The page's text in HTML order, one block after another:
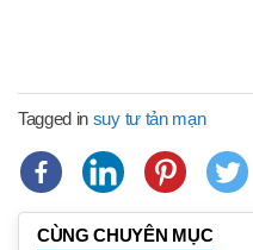
Tagged in suy tư tản mạn
CÙNG CHUYÊN MỤC